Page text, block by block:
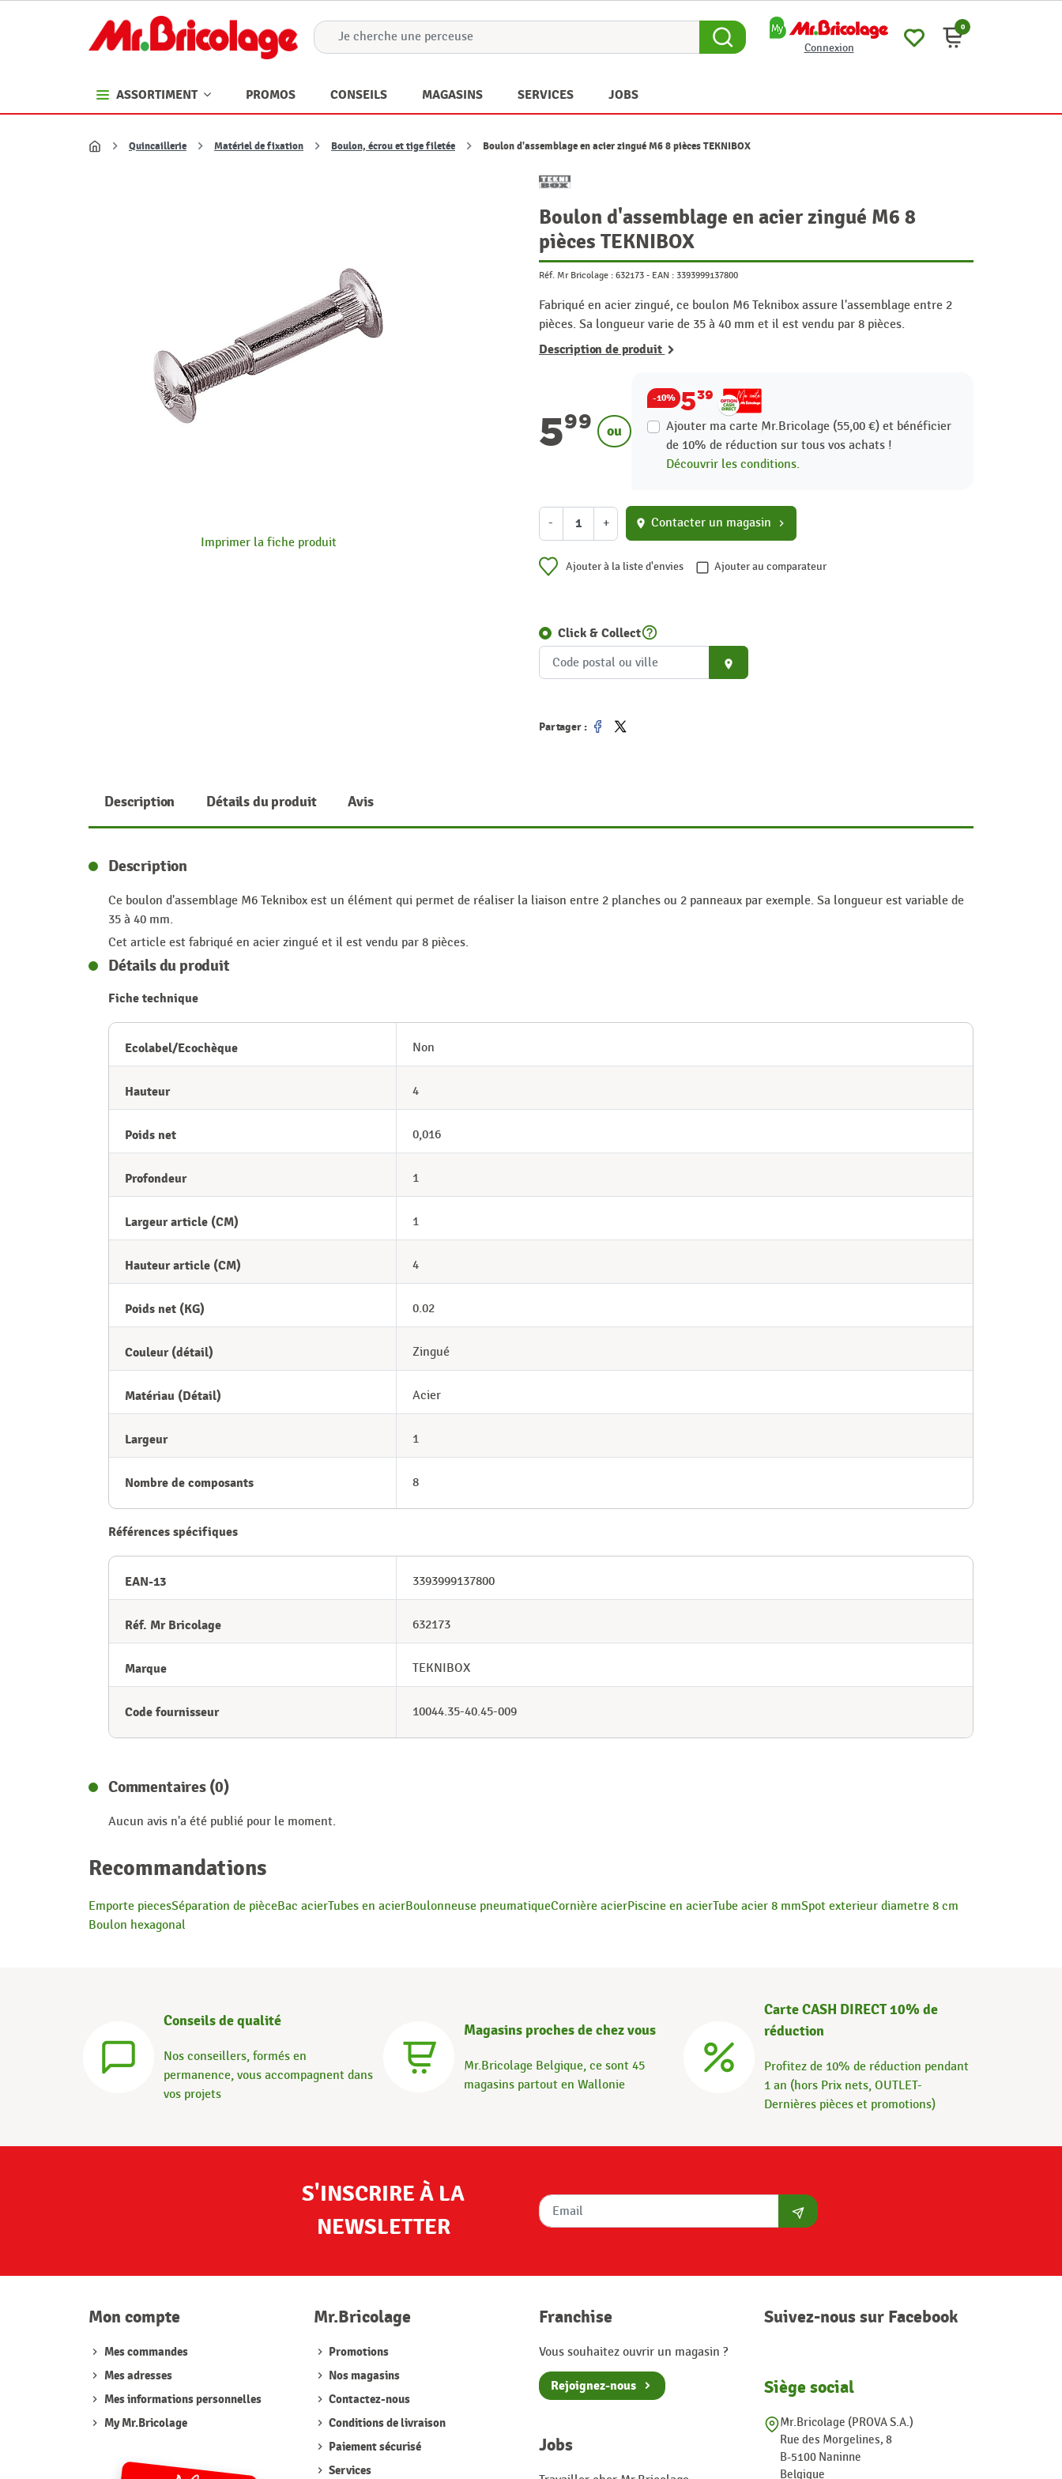
Connexion
0
ASSORTIMENT PROMOS CONSEILS MAGASINS SERVICES JOBS
Accueil
Quincaillerie Matériel de fixation Boulon, écrou et tige filetée Boulon d'assemblage en acier zingué M6 8 pièces TEKNIBOX
Imprimer la fiche produit
Boulon d'assemblage en acier zingué M6 8
pièces TEKNIBOX
Réf. Mr Bricolage : 632173 - EAN : 3393999137800
Fabriqué en acier zingué, ce boulon M6 Teknibox assure l'assemblage entre 2
pièces. Sa longueur varie de 35 à 40 mm et il est vendu par 8 pièces.
Description de produit
599 ou
-10% 539
Ajouter ma carte Mr.Bricolage (55,00 €) et bénéficier
de 10%de réduction sur tous vos achats !
Découvrir les conditions.
- + location_on Contacter un magasin chevron_right
Ajouter à la liste d'envies Ajouter au comparateur
Click & Collecthelp_outline
place
Partager :
Description Détails du produit Avis
Description
Ce boulon d'assemblage M6 Teknibox est un élément qui permet de réaliser la liaison entre 2 planches ou 2 panneaux par exemple. Sa longueur est variable de
35 à 40 mm.
Cet article est fabriqué en acier zingué et il est vendu par 8 pièces.
Détails du produit
Fiche technique
Ecolabel/Ecochèque Non
Hauteur 4
Poids net 0,016
Profondeur 1
Largeur article (CM) 1
Hauteur article (CM) 4
Poids net (KG) 0.02
Couleur (détail) Zingué
Matériau (Détail) Acier
Largeur 1
Nombre de composants 8
Références spécifiques
EAN-13 3393999137800
Réf. Mr Bricolage 632173
Marque TEKNIBOX
Code fournisseur 10044.35-40.45-009
Commentaires (0)
Aucun avis n'a été publié pour le moment.
Recommandations
Emporte piecesSéparation de pièceBac acierTubes en acierBoulonneuse pneumatiqueCornière acierPiscine en acierTube acier 8 mmSpot exterieur diametre 8 cm
Boulon hexagonal
Conseils de qualité
Nos conseillers, formés en
permanence, vous accompagnent dans
vos projets
Magasins proches de chez vous
Mr.Bricolage Belgique, ce sont 45
magasins partout en Wallonie
Carte CASH DIRECT 10% de
réduction
Profitez de 10% de réduction pendant
1 an (hors Prix nets, OUTLET-
Dernières pièces et promotions)
S'INSCRIRE À LA
NEWSLETTER
S'abonner
Mon compte
Mes commandes
Mes adresses
Mes informations personnelles
My Mr.Bricolage
Mr.Bricolage
Promotions
Nos magasins
Contactez-nous
Conditions de livraison
Paiement sécurisé
Services
Franchise
Vous souhaitez ouvrir un magasin ?
Rejoignez-nous
Jobs
Suivez-nous sur Facebook
Siège social
Mr.Bricolage (PROVA S.A.)
Rue des Morgelines, 8
B-5100 Naninne
Belgique